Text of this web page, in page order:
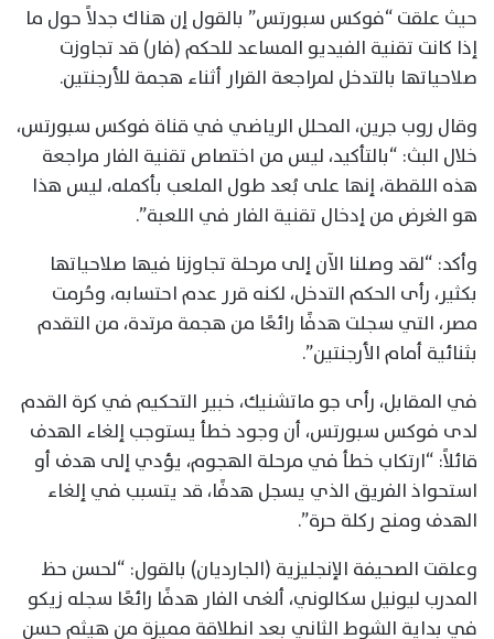
حيث علقت “فوكس سبورتس” بالقول إن هناك جدلاً حول ما
إذا كانت تقنية الفيديو المساعد للحكم (فار) قد تجاوزت
صلاحياتها بالتدخل لمراجعة القرار أثناء هجمة للأرجنتين.
وقال روب جرين، المحلل الرياضي في قناة فوكس سبورتس،
خلال البث: “بالتأكيد، ليس من اختصاص تقنية الفار مراجعة
هذه اللقطة، إنها على بُعد طول الملعب بأكمله، ليس هذا
هو الغرض من إدخال تقنية الفار في اللعبة”.
وأكد: “لقد وصلنا الآن إلى مرحلة تجاوزنا فيها صلاحياتها
بكثير، رأى الحكم التدخل، لكنه قرر عدم احتسابه، وحُرمت
مصر، التي سجلت هدفًا رائعًا من هجمة مرتدة، من التقدم
بثنائية أمام الأرجنتين”.
في المقابل، رأى جو ماتشنيك، خبير التحكيم في كرة القدم
لدى فوكس سبورتس، أن وجود خطأ يستوجب إلغاء الهدف
قائلاً: “ارتكاب خطأ في مرحلة الهجوم، يؤدي إلى هدف أو
استحواذ الفريق الذي يسجل هدفًا، قد يتسبب في إلغاء
الهدف ومنح ركلة حرة”.
وعلقت الصحيفة الإنجليزية (الجارديان) بالقول: “لحسن حظ
المدرب ليونيل سكالوني، ألغى الفار هدفًا رائعًا سجله زيكو
في بداية الشوط الثاني بعد انطلاقة مميزة من هيثم حسن